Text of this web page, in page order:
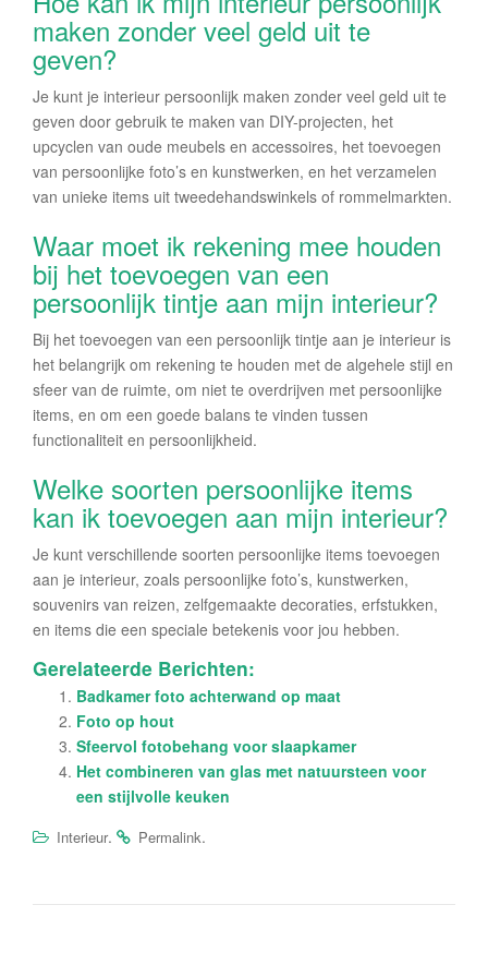
maken zonder veel geld uit te
geven?
Je kunt je interieur persoonlijk maken zonder veel geld uit te
geven door gebruik te maken van DIY-projecten, het
upcyclen van oude meubels en accessoires, het toevoegen
van persoonlijke foto’s en kunstwerken, en het verzamelen
van unieke items uit tweedehandswinkels of rommelmarkten.
Waar moet ik rekening mee houden
bij het toevoegen van een
persoonlijk tintje aan mijn interieur?
Bij het toevoegen van een persoonlijk tintje aan je interieur is
het belangrijk om rekening te houden met de algehele stijl en
sfeer van de ruimte, om niet te overdrijven met persoonlijke
items, en om een goede balans te vinden tussen
functionaliteit en persoonlijkheid.
Welke soorten persoonlijke items
kan ik toevoegen aan mijn interieur?
Je kunt verschillende soorten persoonlijke items toevoegen
aan je interieur, zoals persoonlijke foto’s, kunstwerken,
souvenirs van reizen, zelfgemaakte decoraties, erfstukken,
en items die een speciale betekenis voor jou hebben.
Gerelateerde Berichten:
Badkamer foto achterwand op maat
Foto op hout
Sfeervol fotobehang voor slaapkamer
Het combineren van glas met natuursteen voor
een stijlvolle keuken
Interieur. Permalink.